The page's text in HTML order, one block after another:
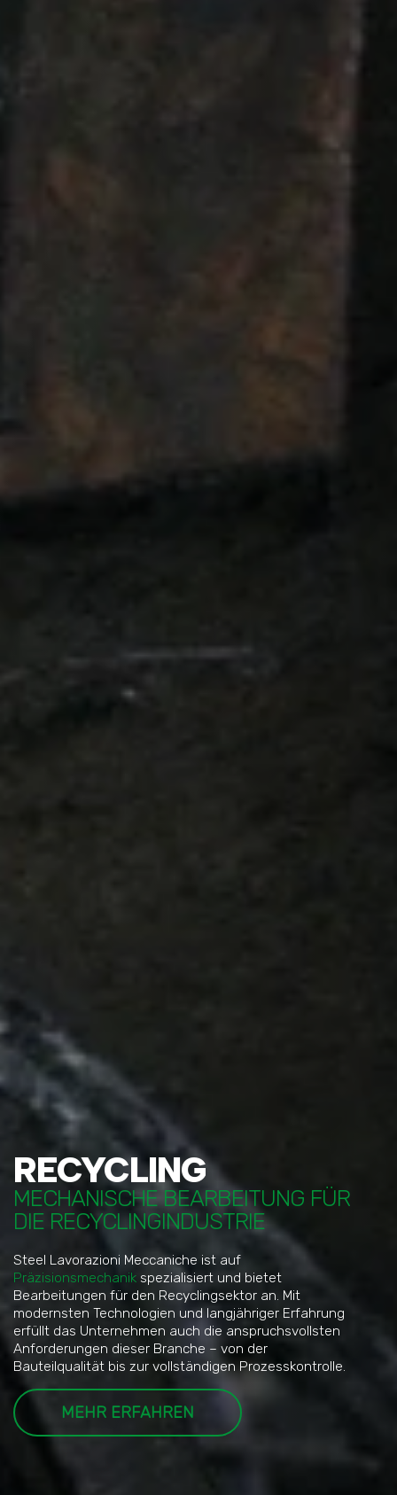
RECYCLING
MECHANISCHE BEARBEITUNG FÜR
DIE RECYCLINGINDUSTRIE
Steel Lavorazioni Meccaniche ist auf
Präzisionsmechanik spezialisiert und bietet
Bearbeitungen für den Recyclingsektor an. Mit
modernsten Technologien und langjähriger Erfahrung
erfüllt das Unternehmen auch die anspruchsvollsten
Anforderungen dieser Branche – von der
Bauteilqualität bis zur vollständigen Prozesskontrolle.
MEHR ERFAHREN